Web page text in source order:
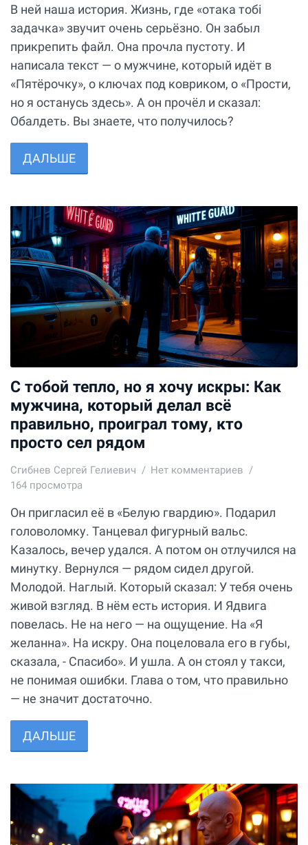
В ней наша история. Жизнь, где «отака тобi
задачка» звучит очень серьёзно. Он забыл
прикрепить файл. Она прочла пустоту. И
написала текст — о мужчине, который идёт в
«Пятёрочку», о ключах под ковриком, о «Прости,
но я останусь здесь». А он прочёл и сказал:
Обалдеть. Вы знаете, что получилось?
ДАЛЬШЕ
С тобой тепло, но я хочу искры: Как
мужчина, который делал всё
правильно, проиграл тому, кто
просто сел рядом
Сгибнев Сергей Гелиевич
Нет комментариев
164 просмотра
Он пригласил её в «Белую гвардию». Подарил
головоломку. Танцевал фигурный вальс.
Казалось, вечер удался. А потом он отлучился на
минутку. Вернулся — рядом сидел другой.
Молодой. Наглый. Который сказал: У тебя очень
живой взгляд. В нём есть история. И Ядвига
повелась. Не на него — на ощущение. На «Я
желанна». На искру. Она поцеловала его в губы,
сказала, - Спасибо». И ушла. А он стоял у такси,
не понимая ошибки. Глава о том, что правильно
— не значит достаточно.
ДАЛЬШЕ